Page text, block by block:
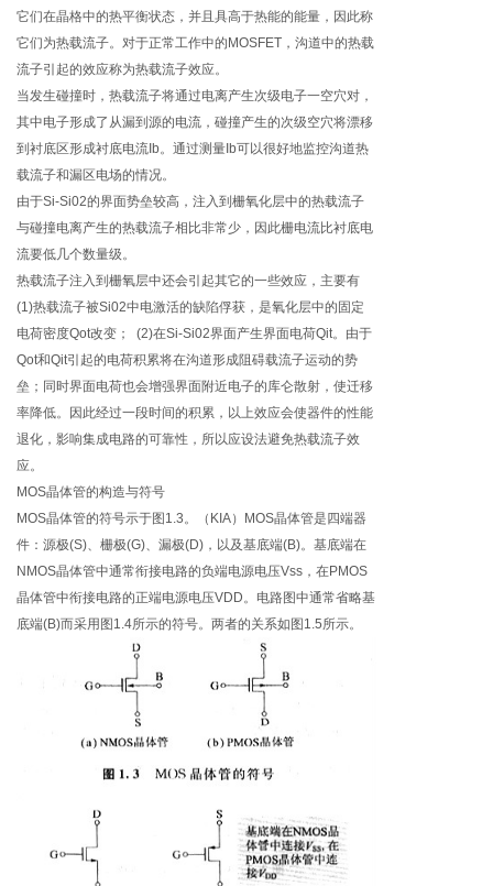
它们在晶格中的热平衡状态，并且具高于热能的能量，因此称
它们为热载流子。对于正常工作中的MOSFET，沟道中的热载
流子引起的效应称为热载流子效应。
当发生碰撞时，热载流子将通过电离产生次级电子一空穴对，
其中电子形成了从漏到源的电流，碰撞产生的次级空穴将漂移
到衬底区形成衬底电流Ib。通过测量Ib可以很好地监控沟道热
载流子和漏区电场的情况。
由于Si-Si02的界面势垒较高，注入到栅氧化层中的热载流子
与碰撞电离产生的热载流子相比非常少，因此栅电流比衬底电
流要低几个数量级。
热载流子注入到栅氧层中还会引起其它的一些效应，主要有
(1)热载流子被Si02中电激活的缺陷俘获，是氧化层中的固定
电荷密度Qot改变； (2)在Si-Si02界面产生界面电荷Qit。由于
Qot和Qit引起的电荷积累将在沟道形成阻碍载流子运动的势
垒；同时界面电荷也会增强界面附近电子的库仑散射，使迁移
率降低。因此经过一段时间的积累，以上效应会使器件的性能
退化，影响集成电路的可靠性，所以应设法避免热载流子效
应。
MOS晶体管的构造与符号
MOS晶体管的符号示于图1.3。（KIA）MOS晶体管是四端器
件：源极(S)、栅极(G)、漏极(D)，以及基底端(B)。基底端在
NMOS晶体管中通常衔接电路的负端电源电压Vss，在PMOS
晶体管中衔接电路的正端电源电压VDD。电路图中通常省略基
底端(B)而采用图1.4所示的符号。两者的关系如图1.5所示。